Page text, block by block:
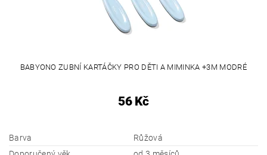
BABYONO ZUBNÍ KARTÁČKY PRO DĚTI A MIMINKA +3M MODRÉ
56 Kč
Barva
Růžová